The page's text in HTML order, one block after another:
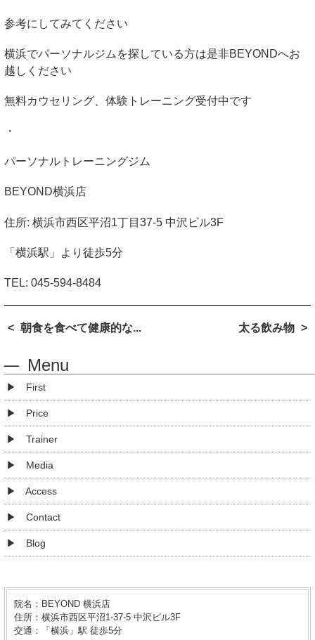
院名：BEYOND 横浜店
住所：横浜市西区平沼1-37-5 中沢ビル3F
交通：「横浜」駅 徒歩5分
参考にしてみてください
横浜でパーソナルジムを探している方は是非BEYONDへお
越しください
無料カウセリング、体験トレーニング受付中です
・
パーソナルトレーニングジム
BEYOND横浜店
住所: 横浜市西区平沼1丁目 37-5 中沢ビル3F
「横浜駅」より徒歩5分
TEL: 045-594-8484
朝食を食べて健康的な... 太る飲み物
Menu
First
Price
Trainer
Media
Access
Contact
Blog